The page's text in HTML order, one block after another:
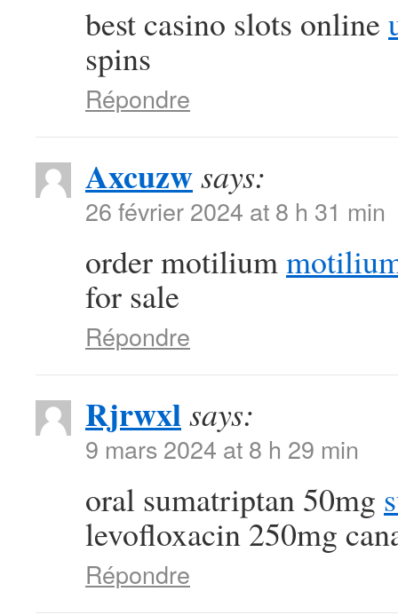
best casino slots online
spins
Répondre
Axcuzwsays:
26 février 2024 at 8 h 31 min
order motilium
for sale
Répondre
Rjrwxlsays:
9 mars 2024 at 8 h 29 min
oral sumatriptan 50mg
levofloxacin 250mg
Répondre